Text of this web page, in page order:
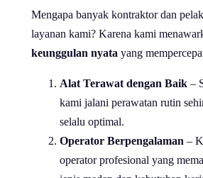
Mengapa banyak kontraktor dan
layanan kami? Karena kami
keunggulan nyata yang
Alat Terawat dengan Baik –
kami jalani perawatan rutin
selalu optimal.
Operator Berpengalaman –
operator profesional yang